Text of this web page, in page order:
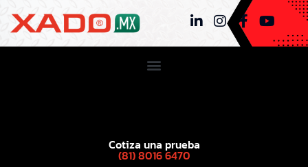
Cotiza una prueba
(81) 8016 6470